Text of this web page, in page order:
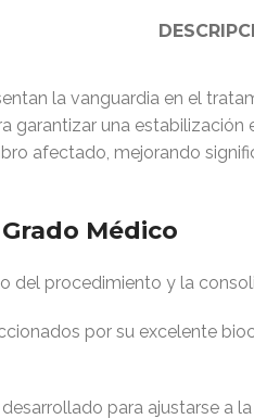
la vanguardia en el
garantizar una
afectado, mejorando
Médico
del procedimiento y la
por su excelente
para ajustarse a